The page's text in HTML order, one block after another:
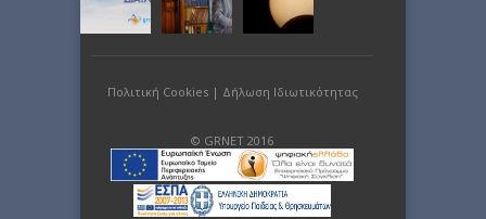
Πολιτική Cookies| Δήλωση Ιδιωτικότητας
© GRNET 2016